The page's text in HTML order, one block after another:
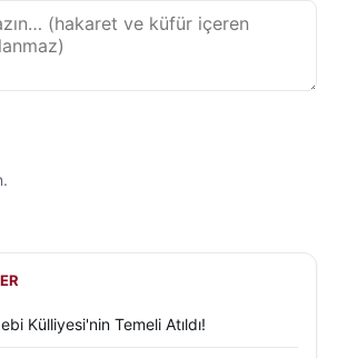
Külliyesi'nin Temeli Atıldı!